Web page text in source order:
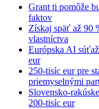
Grant ti pomôže
faktov
Získaj späť až 90
vlastníctva
Európska AI
eur
250-tisíc eur pre
priemyselnými
Slovensko-
200-tisíc eur